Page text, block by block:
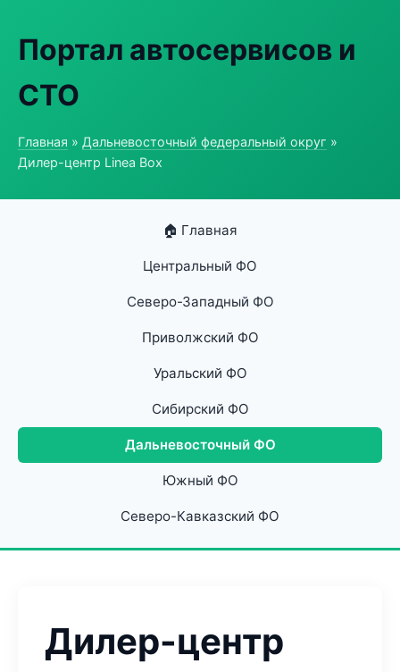
Портал автосервисов и
СТО
Главная » Дальневосточный федеральный округ »
Дилер-центр Linea Box
🏠 Главная
Центральный ФО
Северо-Западный ФО
Приволжский ФО
Уральский ФО
Сибирский ФО
Дальневосточный ФО
Южный ФО
Северо-Кавказский ФО
Дилер-центр